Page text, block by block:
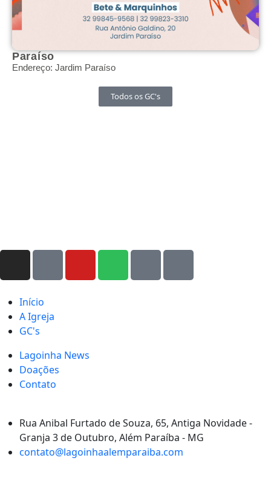
Paraíso
Endereço: Jardim Paraíso
Todos os GC's
Início
A Igreja
GC's
Lagoinha News
Doações
Contato
Rua Anibal Furtado de Souza, 65, Antiga Novidade -
Granja 3 de Outubro, Além Paraíba - MG
contato@lagoinhaalemparaiba.com